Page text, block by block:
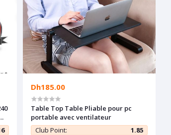
Dh185.00
Table Top Table Pliable pour pc
portable avec ventilateur
Club Point:
1.85